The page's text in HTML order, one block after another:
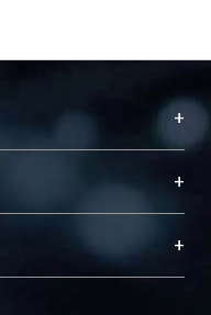
+
永久珍藏及向國際
能量，圖書館整合
）不同功能平
。期能整合研
+
+